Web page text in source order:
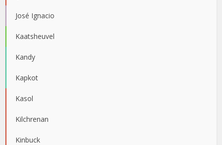
José Ignacio
Kaatsheuvel
Kandy
Kapkot
Kasol
Kilchrenan
Kinbuck